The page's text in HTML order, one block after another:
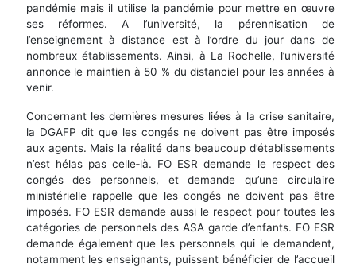
pandémie mais il utilise la pandémie pour mettre en œuvre
ses réformes. A l’université, la pérennisation de
l’enseignement à distance est à l’ordre du jour dans de
nombreux établissements. Ainsi, à La Rochelle, l’université
annonce le maintien à 50 % du distanciel pour les années à
venir.
Concernant les dernières mesures liées à la crise sanitaire,
la DGAFP dit que les congés ne doivent pas être imposés
aux agents. Mais la réalité dans beaucoup d’établissements
n’est hélas pas celle‑là. FO ESR demande le respect des
congés des personnels, et demande qu’une circulaire
ministérielle rappelle que les congés ne doivent pas être
imposés. FO ESR demande aussi le respect pour toutes les
catégories de personnels des ASA garde d’enfants. FO ESR
demande également que les personnels qui le demandent,
notamment les enseignants, puissent bénéficier de l’accueil